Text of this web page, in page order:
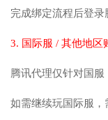
完成绑定流程后登录
3. 国际服 / 其他地区
腾讯代理仅针对国
如需继续玩国际服